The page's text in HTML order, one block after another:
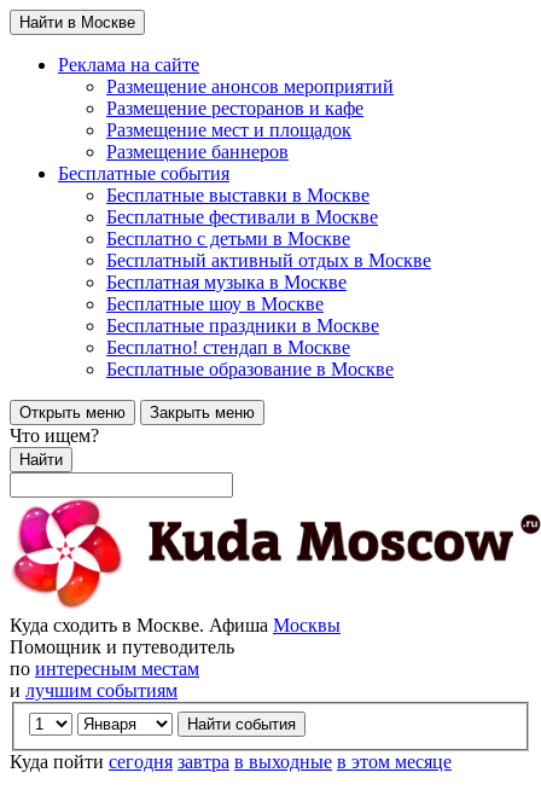
Найти в Москве
Реклама на сайте
Размещение анонсов мероприятий
Размещение ресторанов и кафе
Размещение мест и площадок
Размещение баннеров
Бесплатные события
Бесплатные выставки в Москве
Бесплатные фестивали в Москве
Бесплатно с детьми в Москве
Бесплатный активный отдых в Москве
Бесплатная музыка в Москве
Бесплатные шоу в Москве
Бесплатные праздники в Москве
Бесплатно! стендап в Москве
Бесплатные образование в Москве
Открыть меню Закрыть меню
Что ищем?
Найти
Куда сходить в Москве. Афиша Москвы
Помощник и путеводитель
по интересным местам
и лучшим событиям
Куда пойти сегодня завтра в выходные в этом месяце